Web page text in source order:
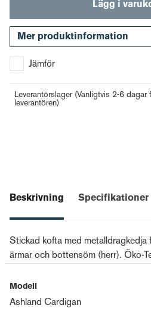
Lägg i
Mer produktinformation
Jämför
Leverantörslager (Vanligtvis 2-6 dagar
leverantören)
Beskrivning Specifikationer
Stickad kofta med metalldragkedja
ärmar och bottensöm (herr). Öko-
Modell
Ashland Cardigan